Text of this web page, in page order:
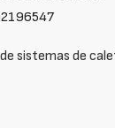
sistemas de